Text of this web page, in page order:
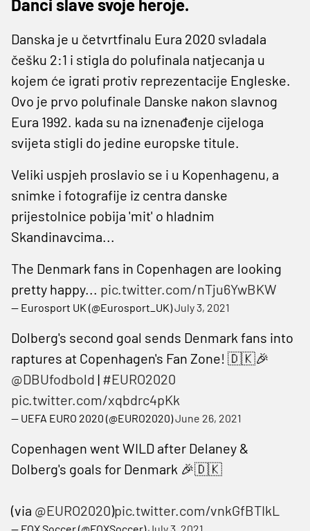
Danci slave svoje heroje.
Danska je u četvrtfinalu Eura 2020 svladala
češku 2:1 i stigla do polufinala natjecanja u
kojem će igrati protiv reprezentacije Engleske.
Ovo je prvo polufinale Danske nakon slavnog
Eura 1992. kada su na iznenađenje cijeloga
svijeta stigli do jedine europske titule.
Veliki uspjeh proslavio se i u Kopenhagenu, a
snimke i fotografije iz centra danske
prijestolnice pobija 'mit' o hladnim
Skandinavcima...
The Denmark fans in Copenhagen are looking
pretty happy... pic.twitter.com/nTju6YwBKW
— Eurosport UK (@Eurosport_UK)July 3, 2021
Dolberg's second goal sends Denmark fans into
raptures at Copenhagen's Fan Zone! 🇩🇰🎉
@DBUfodbold | #EURO2020
pic.twitter.com/xqbdrc4pKk
— UEFA EURO 2020 (@EURO2020)June 26, 2021
Copenhagen went WILD after Delaney &
Dolberg's goals for Denmark 🎉🇩🇰
(via @EURO2020)pic.twitter.com/vnkGfBTIkL